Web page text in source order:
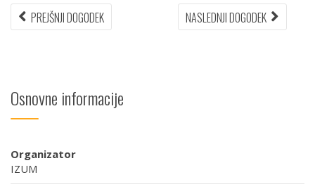
Navigacija
PREJŠNJI DOGODEKPREJŠNJI
DOGODEK:
NASLEDNJI DOGODEK
Osnovne informacije
Organizator
IZUM